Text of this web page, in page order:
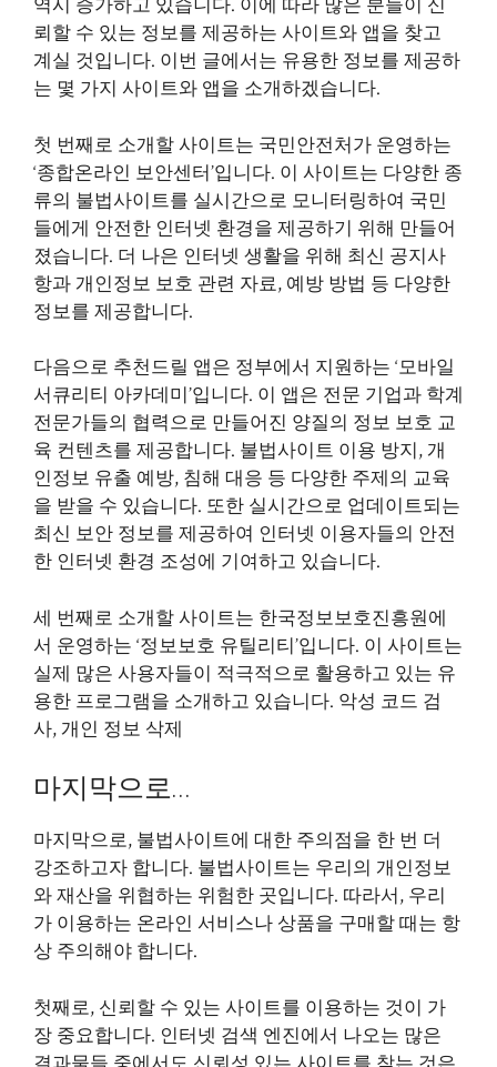
역시 증가하고 있습니다. 이에 따라 많은 분들이 신
뢰할 수 있는 정보를 제공하는 사이트와 앱을 찾고
계실 것입니다. 이번 글에서는 유용한 정보를 제공하
는 몇 가지 사이트와 앱을 소개하겠습니다.
첫 번째로 소개할 사이트는 국민안전처가 운영하는
‘종합온라인 보안센터’입니다. 이 사이트는 다양한 종
류의 불법사이트를 실시간으로 모니터링하여 국민
들에게 안전한 인터넷 환경을 제공하기 위해 만들어
졌습니다. 더 나은 인터넷 생활을 위해 최신 공지사
항과 개인정보 보호 관련 자료, 예방 방법 등 다양한
정보를 제공합니다.
다음으로 추천드릴 앱은 정부에서 지원하는 ‘모바일
서큐리티 아카데미’입니다. 이 앱은 전문 기업과 학계
전문가들의 협력으로 만들어진 양질의 정보 보호 교
육 컨텐츠를 제공합니다. 불법사이트 이용 방지, 개
인정보 유출 예방, 침해 대응 등 다양한 주제의 교육
을 받을 수 있습니다. 또한 실시간으로 업데이트되는
최신 보안 정보를 제공하여 인터넷 이용자들의 안전
한 인터넷 환경 조성에 기여하고 있습니다.
세 번째로 소개할 사이트는 한국정보보호진흥원에
서 운영하는 ‘정보보호 유틸리티’입니다. 이 사이트는
실제 많은 사용자들이 적극적으로 활용하고 있는 유
용한 프로그램을 소개하고 있습니다. 악성 코드 검
사, 개인 정보 삭제
마지막으로…
마지막으로, 불법사이트에 대한 주의점을 한 번 더
강조하고자 합니다. 불법사이트는 우리의 개인정보
와 재산을 위협하는 위험한 곳입니다. 따라서, 우리
가 이용하는 온라인 서비스나 상품을 구매할 때는 항
상 주의해야 합니다.
첫째로, 신뢰할 수 있는 사이트를 이용하는 것이 가
장 중요합니다. 인터넷 검색 엔진에서 나오는 많은